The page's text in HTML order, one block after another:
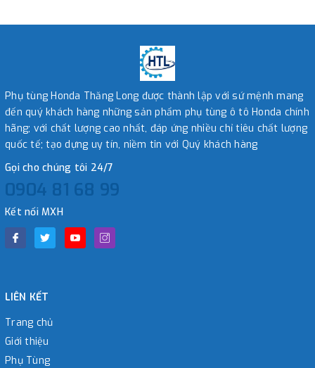
Phụ tùng Honda Thăng Long được thành lập với sứ mệnh mang
đến quý khách hàng những sản phẩm phụ tùng ô tô Honda chính
hãng; với chất lượng cao nhất, đáp ứng nhiều chỉ tiêu chất lượng
quốc tế; tạo dựng uy tín, niềm tin với Quý khách hàng
Gọi cho chúng tôi 24/7
0904 81 68 99
Kết nối MXH
LIÊN KẾT
Trang chủ
Giới thiệu
Phụ Tùng